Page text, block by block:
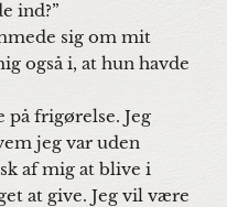
ind?”
sig om mit
også i, at hun havde
frigørelse. Jeg
jeg var uden
af mig at blive i
at give. Jeg vil være